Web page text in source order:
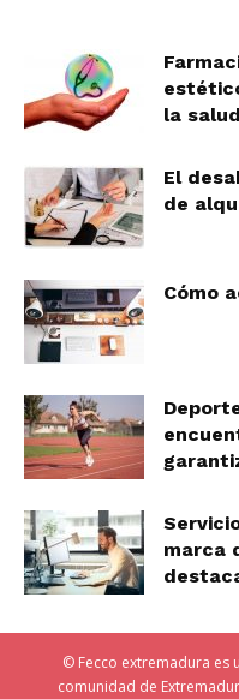
la
El
de
Cómo
marca
© Fecco extremadura es
comunidad de